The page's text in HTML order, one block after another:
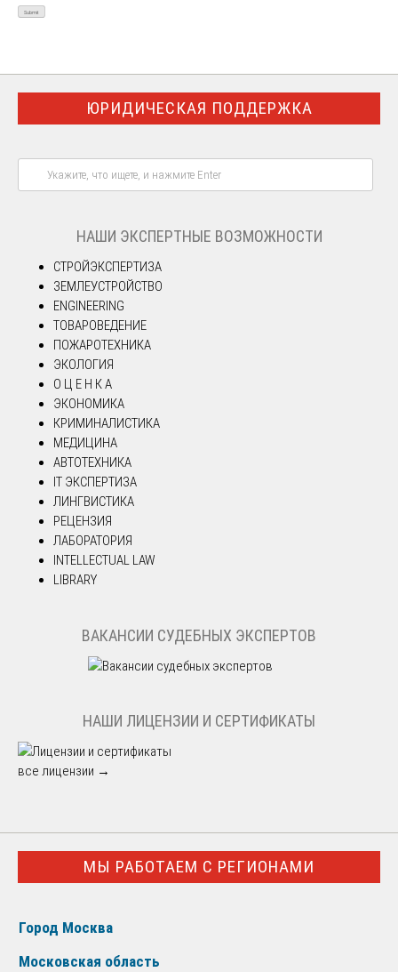
ЮРИДИЧЕСКАЯ ПОДДЕРЖКА
НАШИ ЭКСПЕРТНЫЕ ВОЗМОЖНОСТИ
СТРОЙЭКСПЕРТИЗА
ЗЕМЛЕУСТРОЙСТВО
ENGINEERING
ТОВАРОВЕДЕНИЕ
ПОЖАРОТЕХНИКА
ЭКОЛОГИЯ
О Ц Е Н К А
ЭКОНОМИКА
КРИМИНАЛИСТИКА
МЕДИЦИНА
АВТОТЕХНИКА
IT ЭКСПЕРТИЗА
ЛИНГВИСТИКА
РЕЦЕНЗИЯ
ЛАБОРАТОРИЯ
INTELLECTUAL LAW
LIBRARY
ВАКАНСИИ СУДЕБНЫХ ЭКСПЕРТОВ
НАШИ ЛИЦЕНЗИИ И СЕРТИФИКАТЫ
все лицензии →
МЫ РАБОТАЕМ С РЕГИОНАМИ
Город Москва
Московская область